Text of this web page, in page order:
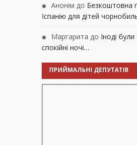
Анонім до Безкоштовна
Іспанію для дітей
Маргарита до Іноді були
спокійні ночі…
ПРИЙМАЛЬНІ ДЕПУТАТІВ